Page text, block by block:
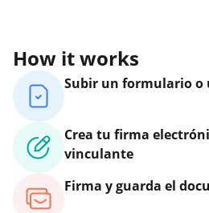
How it works
Subir un formulario
Crea tu firma
vinculante
Firma y guarda el